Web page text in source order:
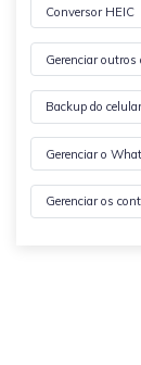
Conversor HEIC
Gerenciar outros
Backup do celular
Gerenciar o
Gerenciar os